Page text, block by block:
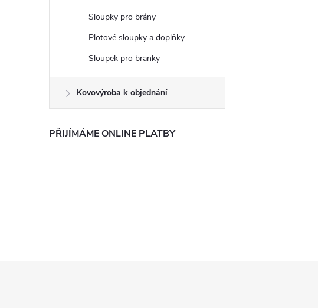
Sloupky pro brány
Plotové sloupky a doplňky
Sloupek pro branky
Kovovýroba k objednání
PŘIJÍMÁME ONLINE PLATBY